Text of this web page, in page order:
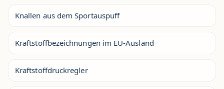
Knallen aus dem Sportauspuff
Kraftstoffbezeichnungen im EU-Ausland
Kraftstoffdruckregler